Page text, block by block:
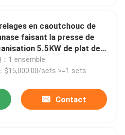
en caoutchouc de
faisant la presse de
5.5KW de plat de
：1 ensemble
$15,000.00/sets >=1 sets
Contact